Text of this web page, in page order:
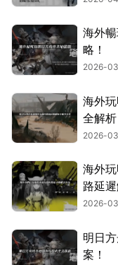
海外
略！
2026-
海外
全解析
2026-
海外
路延
2026-
明日
案！